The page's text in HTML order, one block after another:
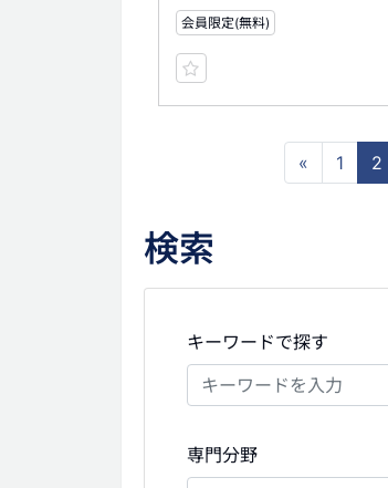
会員限定(無料)
« 1 2
検索
キーワードで探す
専門分野